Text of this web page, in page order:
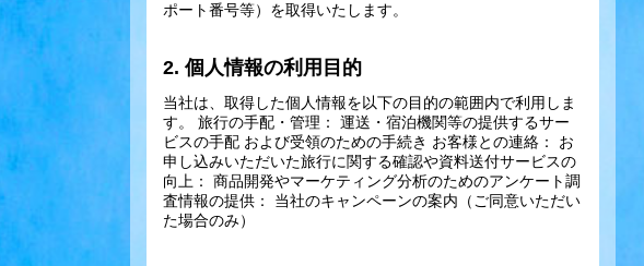
ポート番号等）を取得いたします。
2. 個人情報の利用目的
当社は、取得した個人情報を以下の目的の範囲内で利用しま
す。 旅行の手配・管理： 運送・宿泊機関等の提供するサー
ビスの手配 および受領のための手続き お客様との連絡： お
申し込みいただいた旅行に関する確認や資料送付サービスの
向上： 商品開発やマーケティング分析のためのアンケート調
査情報の提供： 当社のキャンペーンの案内（ご同意いただい
た場合のみ）